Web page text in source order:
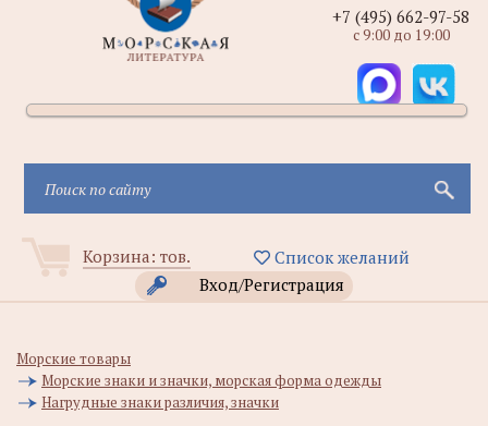
Корзина: тов.
Список желаний
Вход/Регистрация
+7 (495) 662-97-58
с 9:00 до 19:00
Морские товары
Морские знаки и значки, морская форма одежды
Нагрудные знаки различия, значки